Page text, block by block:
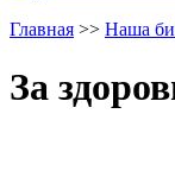
Главная >> Наша
За